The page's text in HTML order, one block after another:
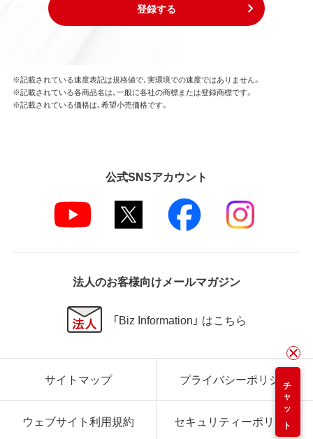
登録する
チャット
※記載されている速度表記は規格値で、実環境での速度ではありません。
※記載されている各商品名は、一般に各社の商標または登録商標です。
※記載されている価格は、希望小売価格です。
公式SNSアカウント
法人のお客様向けメールマガジン
「Biz Information」 はこちら
サイトマップ プライバシーポリシー
ウェブサイト利用規約 セキュリティーポリシー